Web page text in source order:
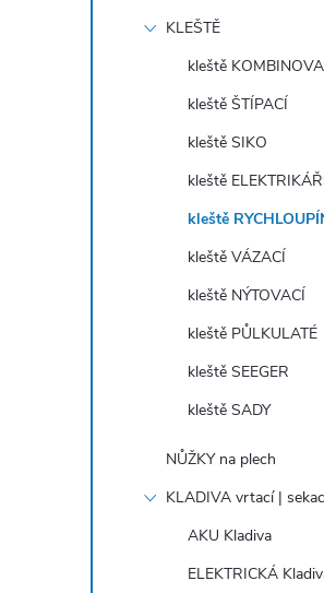
KLEŠTĚ
kleště
kleště ŠTÍPACÍ
kleště SIKO
kleště
kleště
kleště VÁZACÍ
kleště NÝTOVACÍ
kleště PŮLKULATÉ
kleště SEEGER
kleště SADY
NŮŽKY na plech
KLADIVA vrtací |
AKU Kladiva
ELEKTRICKÁ